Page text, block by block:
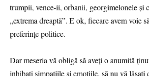
trumpii, vence-ii, orbanii, georgimelonele și
„extrema dreaptă”. E ok, fiecare avem voie
preferințe politice.
Dar meseria vă obligă să aveți o anumită
inhibați simpatiile și emoțiile, să nu vă lăsați